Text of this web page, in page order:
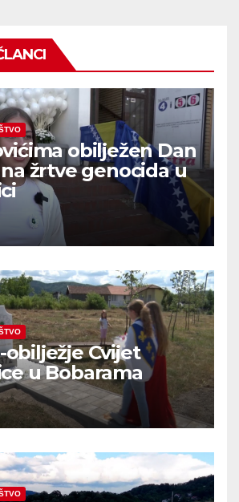
obilježen Dan
žrtve genocida u
Cvijet
u Bobarama